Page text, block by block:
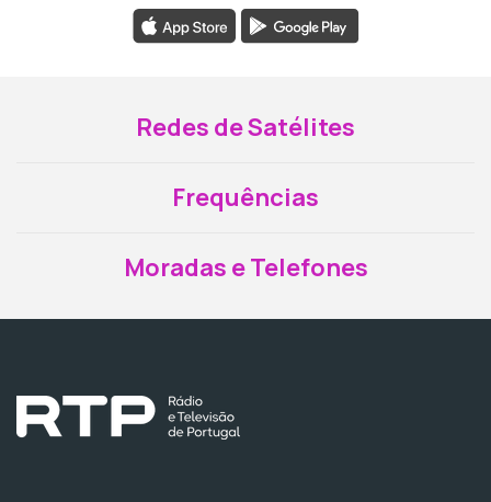
Redes de Satélites
Frequências
Moradas e Telefones